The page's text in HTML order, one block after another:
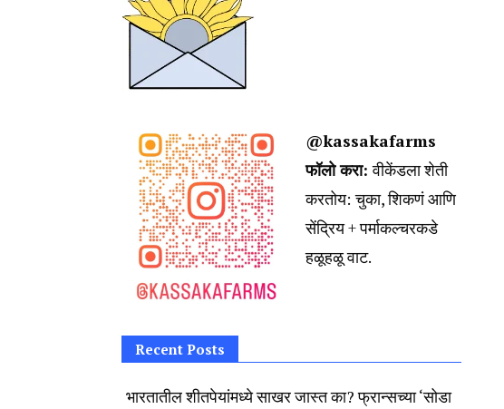
@kassakafarms
फॉलो करा:वीकेंडला शेती
करतोय: चुका, शिकणं आणि
सेंद्रिय + पर्माकल्चरकडे
हळूहळू वाट.
Recent Posts
भारतातील शीतपेयांमध्ये साखर जास्त का? फ्रान्सच्या ‘सोडा